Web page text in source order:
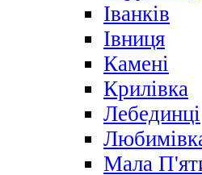
Іванків
Івниця
Камені
Крилівка
Лебединці
Мала